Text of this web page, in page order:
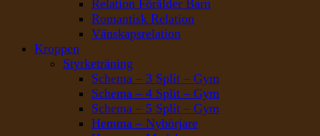
Relation Förälder Barn
Romantisk Relation
Vänskapsrelation
Kroppen
Styrketräning
Schema – 3 Split – Gym
Schema – 4 Split – Gym
Schema – 5 Split – Gym
Hemma – Nybörjare